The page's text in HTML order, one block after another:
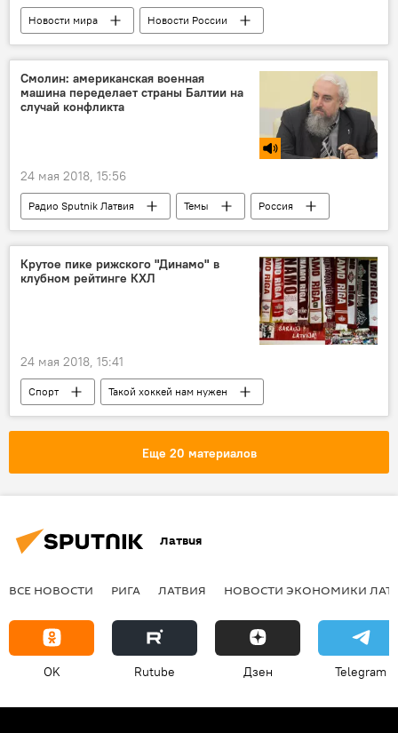
Новости мира
Новости России
Спорт
Новости Латвии
Такой хоккей нам нужен
Темы
Латвия
Россия Леонид Тамбиев
Смолин: американская военная
машина переделает страны Балтии на
случай конфликта
24 мая 2018, 15:56
Радио Sputnik Латвия Темы
Россия
США
Балтия
Михаил Смолин
Крутое пике рижского "Динамо" в
клубном рейтинге КХЛ
24 мая 2018, 15:41
Спорт
Такой хоккей нам нужен
Темы
Рига
Динамо Рига
Еще 20 материалов
Латвия
ВСЕ НОВОСТИ РИГА ЛАТВИЯ НОВОСТИ ЭКОНОМИКИ
OK Rutube Дзен Telegram